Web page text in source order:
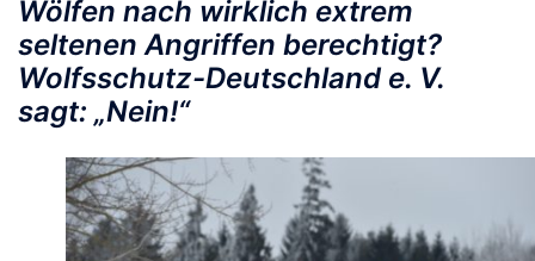
Wölfen nach wirklich extrem
seltenen Angriffen berechtigt?
Wolfsschutz-Deutschland e. V.
sagt: „Nein!“